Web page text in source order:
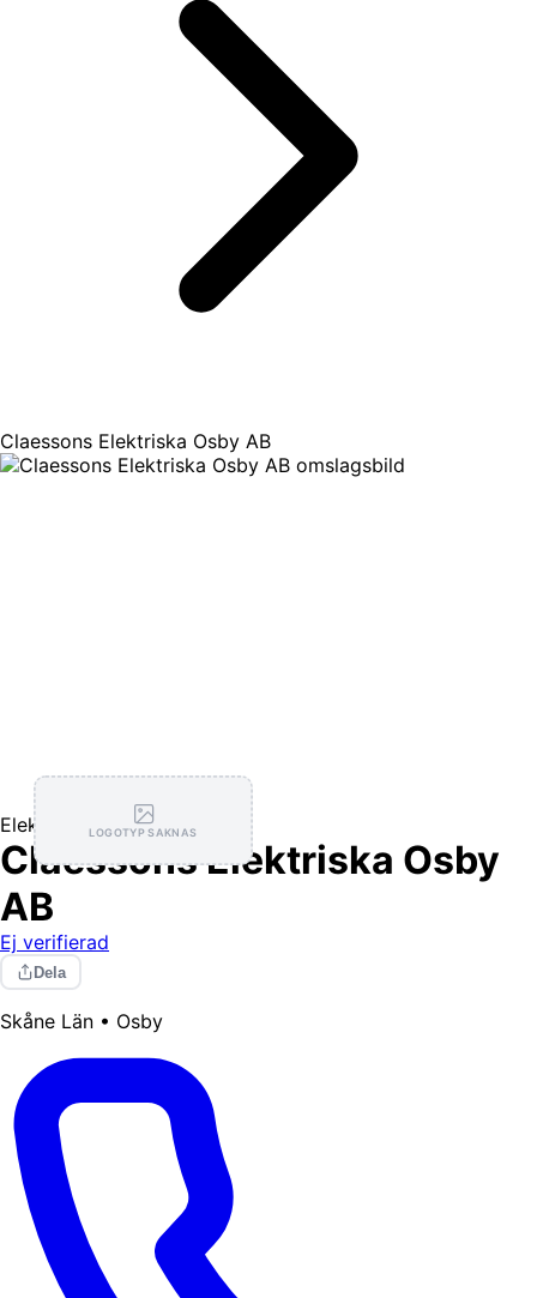
Claessons Elektriska Osby AB
LOGOTYP SAKNAS
Elektriker
Claessons Elektriska Osby
AB
Ej verifierad
Dela
Skåne Län • Osby